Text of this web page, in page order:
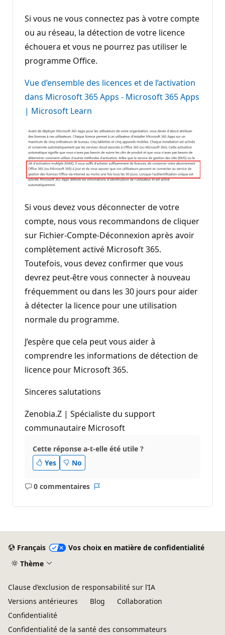
Si vous ne vous connectez pas à votre compte
ou au réseau, la détection de votre licence
échouera et vous ne pourrez pas utiliser le
programme Office.
Vue d’ensemble des licences et de l’activation
dans Microsoft 365 Apps - Microsoft 365 Apps
| Microsoft Learn
Si vous devez vous déconnecter de votre
compte, nous vous recommandons de cliquer
sur Fichier-Compte-Déconnexion après avoir
complètement activé Microsoft 365.
Toutefois, vous devez confirmer que vous
devrez peut-être vous connecter à nouveau
fréquemment ou dans les 30 jours pour aider
à détecter la licence pour une utilisation
normale du programme.
J’espère que cela peut vous aider à
comprendre les informations de détection de
licence pour Microsoft 365.
Sinceres salutations
Zenobia.Z | Spécialiste du support
communautaire Microsoft
Cette réponse a-t-elle été utile ?
Yes
No
0 commentaires
Aucun
Français
Vos choix en matière de confidentialité
Thème
Clause d’exclusion de responsabilité sur l’IA
Versions antérieures
Blog
Collaboration
Confidentialité
Confidentialité de la santé des consommateurs